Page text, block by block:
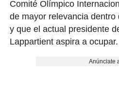
Comité Olímpico
de mayor relevancia
y que el actual presidente
Lappartient aspira a ocupar.
Anúnciate